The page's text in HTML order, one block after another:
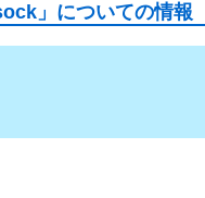
」についての情報